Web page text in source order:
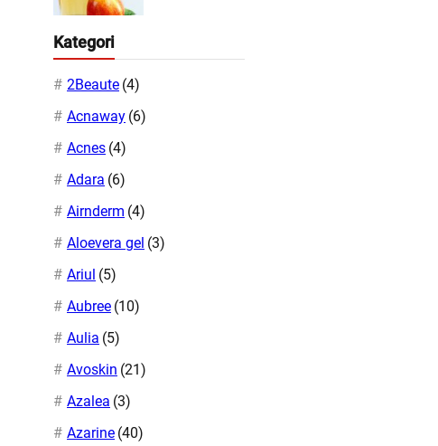
Kategori
2Beaute (4)
Acnaway (6)
Acnes (4)
Adara (6)
Airnderm (4)
Aloevera gel (3)
Ariul (5)
Aubree (10)
Aulia (5)
Avoskin (21)
Azalea (3)
Azarine (40)